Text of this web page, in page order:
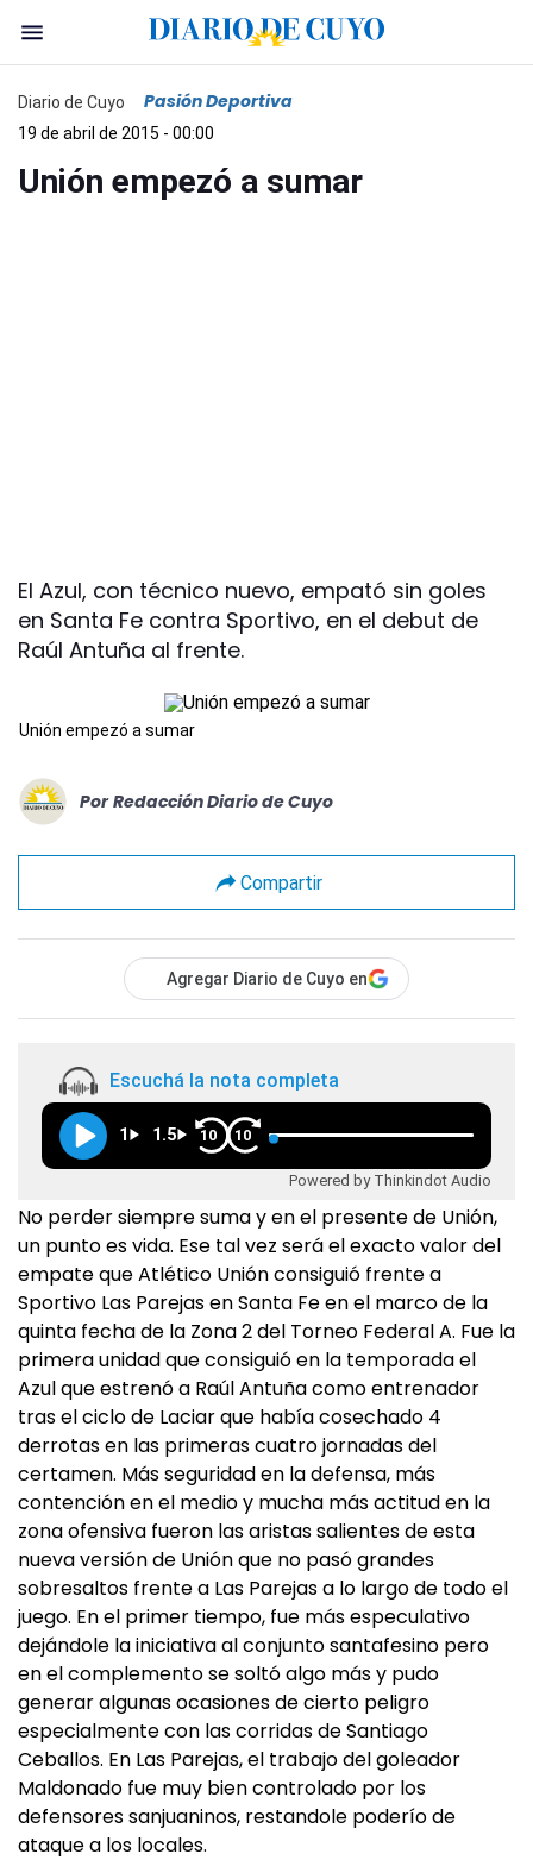
Diario de Cuyo Pasión Deportiva
19 de abril de 2015 - 00:00
Unión empezó a sumar
El Azul, con técnico nuevo, empató sin goles
en Santa Fe contra Sportivo, en el debut de
Raúl Antuña al frente.
Unión empezó a sumar
Por Redacción Diario de Cuyo
Compartir
Agregar Diario de Cuyo en
Escuchá la nota completa
1 1.5 10 10
Powered by Thinkindot Audio
No perder siempre suma y en el presente de Unión,
un punto es vida. Ese tal vez será el exacto valor del
empate que Atlético Unión consiguió frente a
Sportivo Las Parejas en Santa Fe en el marco de la
quinta fecha de la Zona 2 del Torneo Federal A. Fue la
primera unidad que consiguió en la temporada el
Azul que estrenó a Raúl Antuña como entrenador
tras el ciclo de Laciar que había cosechado 4
derrotas en las primeras cuatro jornadas del
certamen. Más seguridad en la defensa, más
contención en el medio y mucha más actitud en la
zona ofensiva fueron las aristas salientes de esta
nueva versión de Unión que no pasó grandes
sobresaltos frente a Las Parejas a lo largo de todo el
juego. En el primer tiempo, fue más especulativo
dejándole la iniciativa al conjunto santafesino pero
en el complemento se soltó algo más y pudo
generar algunas ocasiones de cierto peligro
especialmente con las corridas de Santiago
Ceballos. En Las Parejas, el trabajo del goleador
Maldonado fue muy bien controlado por los
defensores sanjuaninos, restandole poderío de
ataque a los locales.